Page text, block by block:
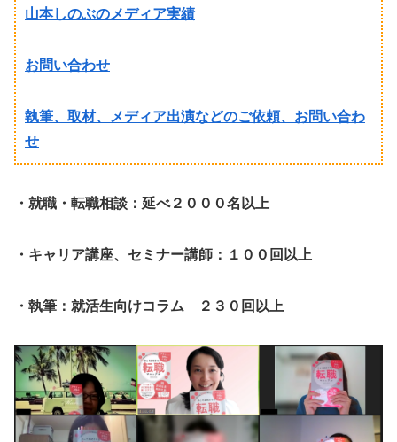
山本しのぶのメディア実績
お問い合わせ
執筆、取材、メディア出演などのご依頼、お問い合わ
せ
・就職・転職相談：延べ２０００名以上
・キャリア講座、セミナー講師：１００回以上
・執筆：就活生向けコラム ２３０回以上